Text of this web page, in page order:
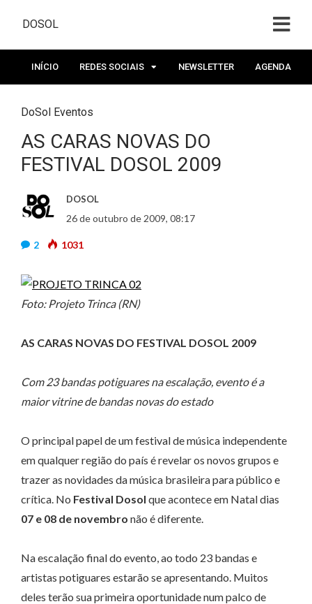
DOSOL
INÍCIO REDES SOCIAIS NEWSLETTER AGENDA
DoSol Eventos
AS CARAS NOVAS DO
FESTIVAL DOSOL 2009
DOSOL
26 de outubro de 2009, 08:17
2 1031
Foto: Projeto Trinca (RN)
AS CARAS NOVAS DO FESTIVAL DOSOL 2009
Com 23 bandas potiguares na escalação, evento é a
maior vitrine de bandas novas do estado
O principal papel de um festival de música independente
em qualquer região do país é revelar os novos grupos e
trazer as novidades da música brasileira para público e
crítica. No Festival Dosol que acontece em Natal dias
07 e 08 de novembro não é diferente.
Na escalação final do evento, ao todo 23 bandas e
artistas potiguares estarão se apresentando. Muitos
deles terão sua primeira oportunidade num palco de